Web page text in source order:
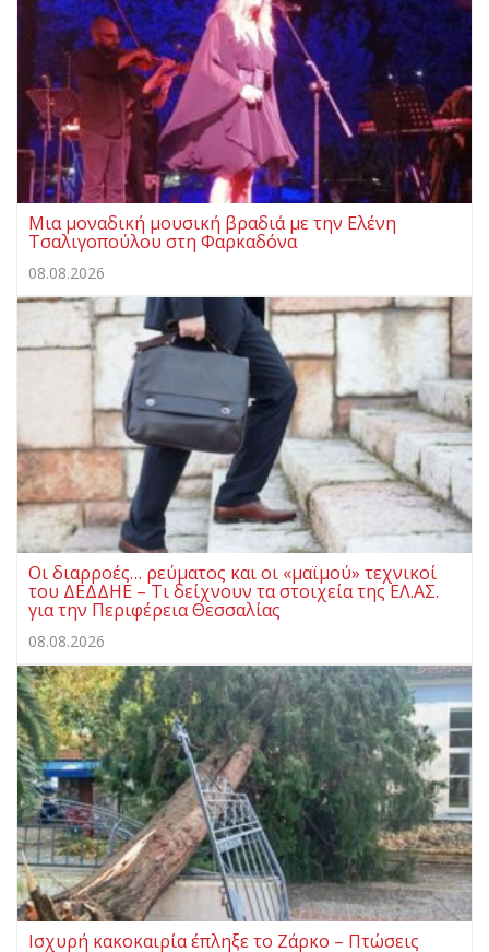
Μια μοναδική μουσική βραδιά με την Ελένη
Τσαλιγοπούλου στη Φαρκαδόνα
08.08.2026
Οι διαρροές… ρεύματος και οι «μαϊμού» τεχνικοί
του ΔΕΔΔΗΕ – Τι δείχνουν τα στοιχεία της ΕΛ.ΑΣ.
για την Περιφέρεια Θεσσαλίας
08.08.2026
Ισχυρή κακοκαιρία έπληξε το Ζάρκο – Πτώσεις